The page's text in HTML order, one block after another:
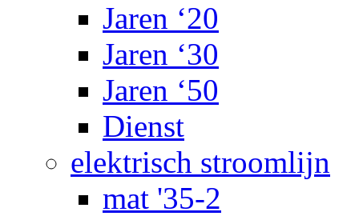
Jaren ‘20
Jaren ‘30
Jaren ‘50
Dienst
elektrisch stroomlijn
mat '35-2